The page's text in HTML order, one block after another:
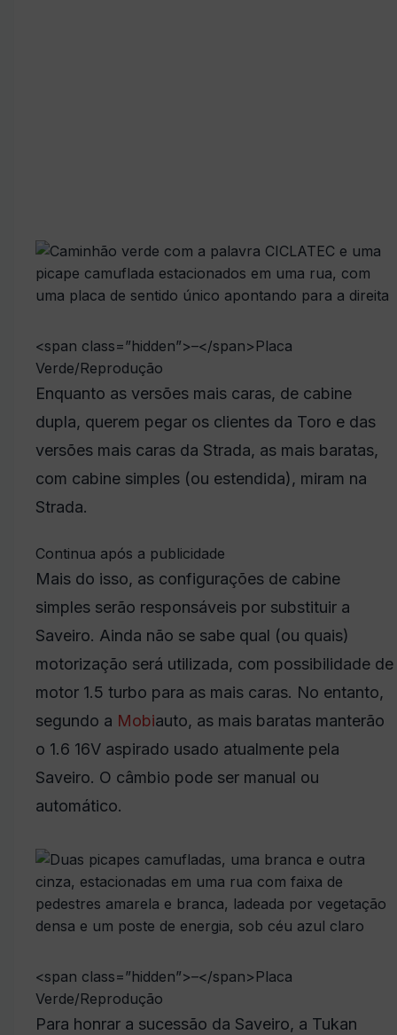
<span class=”hidden”>–</span>Placa
Verde/Reprodução
Enquanto as versões mais caras, de cabine
dupla, querem pegar os clientes da Toro e das
versões mais caras da Strada, as mais baratas,
com cabine simples (ou estendida), miram na
Strada.
Continua após a publicidade
Mais do isso, as configurações de cabine
simples serão responsáveis por substituir a
Saveiro. Ainda não se sabe qual (ou quais)
motorização será utilizada, com possibilidade de
motor 1.5 turbo para as mais caras. No entanto,
segundo a Mobiauto, as mais baratas manterão
o 1.6 16V aspirado usado atualmente pela
Saveiro. O câmbio pode ser manual ou
automático.
<span class=”hidden”>–</span>Placa
Verde/Reprodução
Para honrar a sucessão da Saveiro, a Tukan